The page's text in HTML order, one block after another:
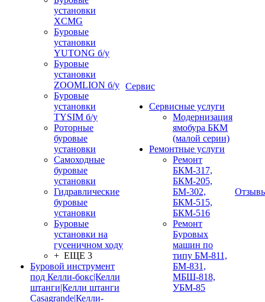
установки
XCMG
Буровые
установки
YUTONG б/у
Буровые
установки
ZOOMLION б/у
Буровые
установки
TYSIM б/у
Роторные
буровые
установки
Самоходные
буровые
установки
Гидравлические
буровые
установки
Буровые
установки на
гусеничном ходу
+ ЕЩЕ 3
Буровой инструмент
под Келли-бокс|Келли
штанги|Келли штанги
Casagrande|Келли-
Сервис
Сервисные услуги
Модернизация
ямобура БКМ
(малой серии)
Ремонтные услуги
Ремонт
БКМ-317,
БКМ-205,
БМ-302,
БКМ-515,
БКМ-516
Ремонт
Буровых
машин по
типу БМ-811,
БМ-831,
МБШ-818,
УБМ-85